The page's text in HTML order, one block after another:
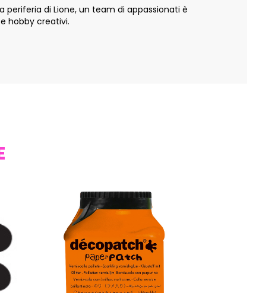
periferia di Lione, un team di appassionati è
hobby creativi.